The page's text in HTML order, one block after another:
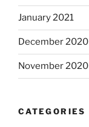
January 2021
December 2020
November 2020
CATEGORIES